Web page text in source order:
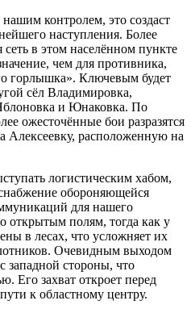
контролем, это создаст
наступления. Более
сеть в этом населённом пункте
чем для противника,
горлышка». Ключевым будет
сёл Владимировка,
и Юнаковка. По
ожесточённые бои разразятся
Алексеевку, расположенную на
логистическим хабом,
обороняющейся
для нашего
открытым полям, тогда как у
в лесах, что усложняет их
Очевидным выходом
западной стороны, что
Его захват откроет перед
к областному центру.